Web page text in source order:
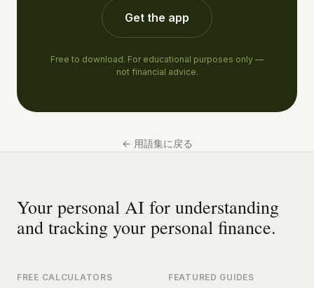
Get the app
Free to download. For educational purposes only —
not financial advice.
← 用語集に戻る
Your personal AI for understanding
and tracking your personal finance.
FREE CALCULATORS FEATURED GUIDES